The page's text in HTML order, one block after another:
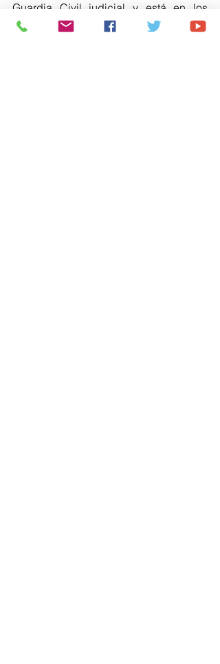
Guardia Civil judicial y está en los
juzgados. Ahora, vuelve a registrar en